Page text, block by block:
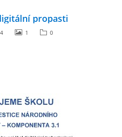
propasti
1 0